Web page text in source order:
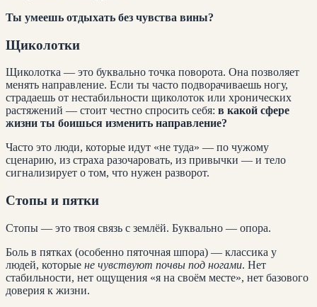
Ты умеешь отдыхать без чувства вины?
Щиколотки
Щиколотка — это буквально точка поворота. Она позволяет
менять направление. Если ты часто подворачиваешь ногу,
страдаешь от нестабильности щиколоток или хронических
растяжений — стоит честно спросить себя: в какой сфере
жизни ты боишься изменить направление?
Часто это люди, которые идут «не туда» — по чужому
сценарию, из страха разочаровать, из привычки — и тело
сигнализирует о том, что нужен разворот.
Стопы и пятки
Стопы — это твоя связь с землёй. Буквально — опора.
Боль в пятках (особенно пяточная шпора) — классика у
людей, которые не чувствуют почвы под ногами. Нет
стабильности, нет ощущения «я на своём месте», нет базового
доверия к жизни.